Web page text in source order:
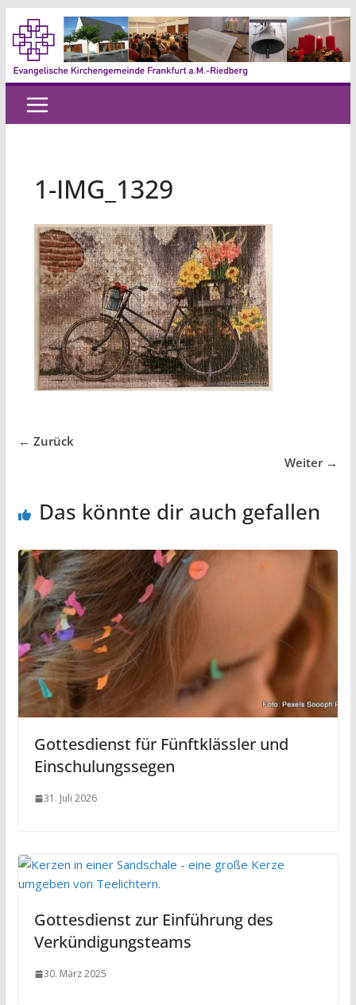
Zum
Inhalt
springen
1-IMG_1329
← Zurück
Weiter →
Das könnte dir auch gefallen
Gottesdienst für Fünftklässler und
Einschulungssegen
31. Juli 2026
Gottesdienst zur Einführung des
Verkündigungsteams
30. März 2025